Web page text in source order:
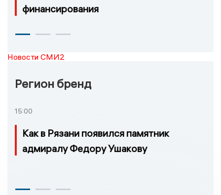
финансирования
Новости СМИ2
Регион бренд
15:00
Как в Рязани появился памятник
адмиралу Федору Ушакову